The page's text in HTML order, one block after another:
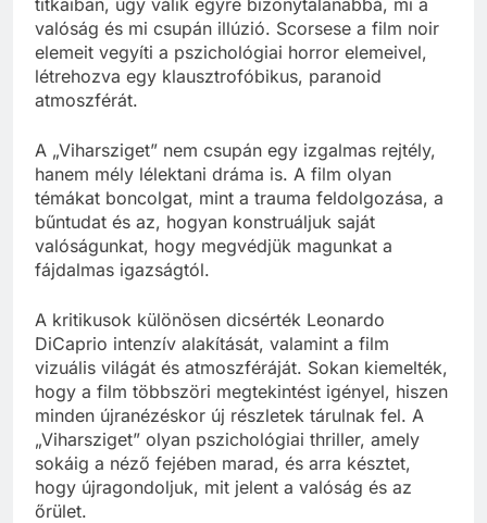
valóság és mi csupán illúzió. Scorsese a film noir
elemeit vegyíti a pszichológiai horror elemeivel,
létrehozva egy klausztrofóbikus, paranoid
atmoszférát.
A „Viharsziget” nem csupán egy izgalmas rejtély,
hanem mély lélektani dráma is. A film olyan
témákat boncolgat, mint a trauma feldolgozása, a
bűntudat és az, hogyan konstruáljuk saját
valóságunkat, hogy megvédjük magunkat a
fájdalmas igazságtól.
A kritikusok különösen dicsérték Leonardo
DiCaprio intenzív alakítását, valamint a film
vizuális világát és atmoszféráját. Sokan kiemelték,
hogy a film többszöri megtekintést igényel, hiszen
minden újranézéskor új részletek tárulnak fel. A
„Viharsziget” olyan pszichológiai thriller, amely
sokáig a néző fejében marad, és arra késztet,
hogy újragondoljuk, mit jelent a valóság és az
őrület.